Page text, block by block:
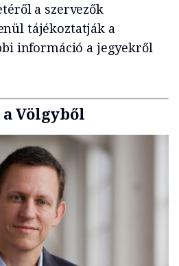
a szervezők
tájékoztatják a
információ a jegyekről
Völgyből